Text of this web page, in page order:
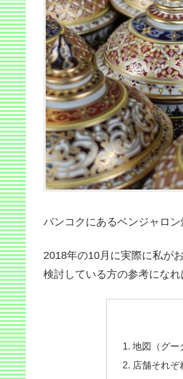
バンコクにあるベンジャロ
2018年の10月に実際に私が
検討している方の参考になれ
地図（グー
店舗それぞ